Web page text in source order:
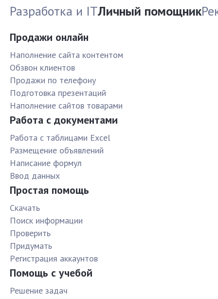
Разработка и ITЛичный помощник
Продажи онлайн
Наполнение сайта контентом
Обзвон клиентов
Продажи по телефону
Подготовка презентаций
Наполнение сайтов товарами
Работа с документами
Работа с таблицами Excel
Размещение объявлений
Написание формул
Ввод данных
Простая помощь
Скачать
Поиск информации
Проверить
Придумать
Pегистрация аккаунтов
Помощь с учебой
Решение задач